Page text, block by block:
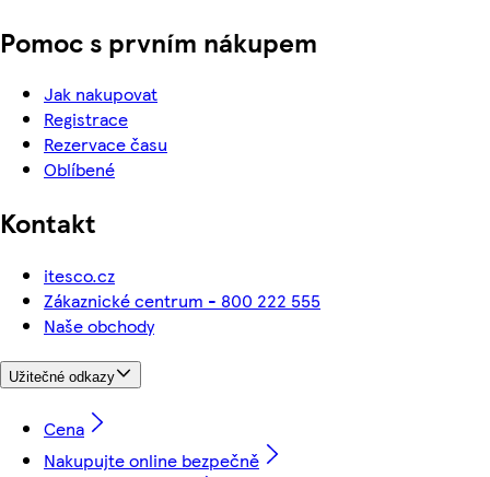
Pomoc s prvním nákupem
Jak nakupovat
Registrace
Rezervace času
Oblíbené
Kontakt
itesco.cz
Zákaznické centrum - 800 222 555
Naše obchody
Užitečné odkazy
Cena
Nakupujte online bezpečně